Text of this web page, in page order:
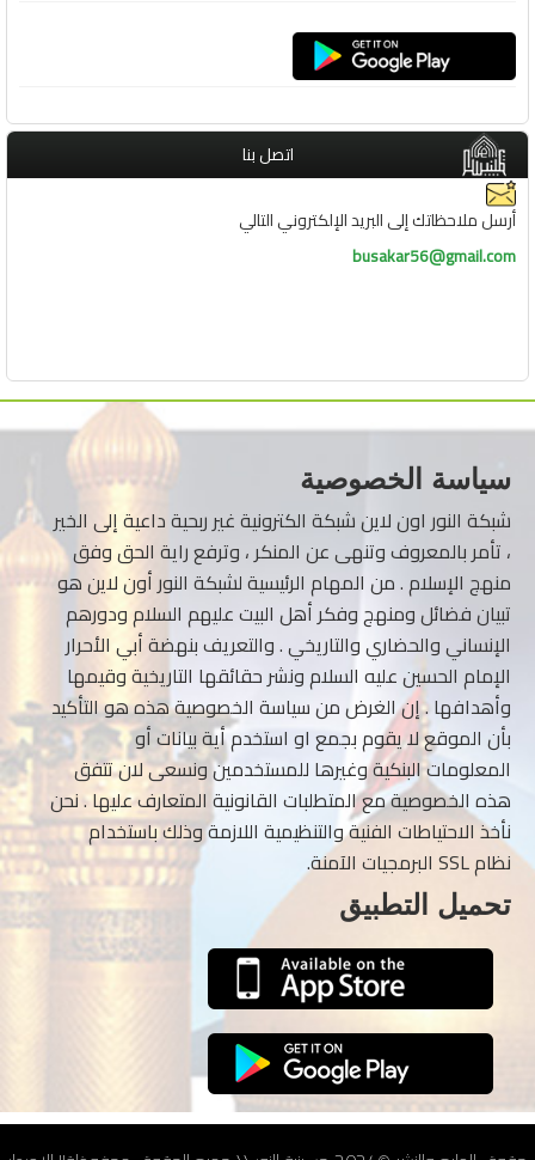
اتصل بنا
أرسل ملاحظاتك إلى البريد الإلكتروني التالي
busakar56@gmail.com
سياسة الخصوصية
شبكة النور اون لاين شبكة الكترونية غير ربحية داعية إلى الخير
، تأمر بالمعروف وتنهى عن المنكر ، وترفع راية الحق وفق
منهج الإسلام . من المهام الرئيسية لشبكة النور أون لاين هو
تبيان فضائل ومنهج وفكر أهل البيت عليهم السلام ودورهم
الإنساني والحضاري والتاريخي . والتعريف بنهضة أبي الأحرار
الإمام الحسين عليه السلام ونشر حقائقها التاريخية وقيمها
وأهدافها . إن الغرض من سياسة الخصوصية هذه هو التأكيد
بأن الموقع لا يقوم بجمع او استخدم أية بيانات أو
المعلومات البنكية وغيرها للمستخدمين ونسعى لان تتفق
هذه الخصوصية مع المتطلبات القانونية المتعارف عليها . نحن
نأخذ الاحتياطات الفنية والتنظيمية اللازمة وذلك باستخدام
نظام SSL البرمجيات الآمنة.
تحميل التطبيق